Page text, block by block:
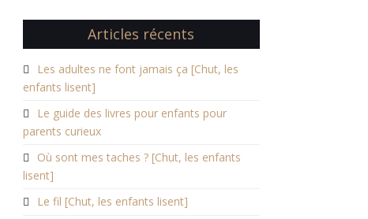
Articles récents
Les adultes ne font jamais ça [Chut, les
enfants lisent]
Le guide des livres pour enfants pour
parents curieux
Où sont mes taches ? [Chut, les enfants
lisent]
Le fil [Chut, les enfants lisent]